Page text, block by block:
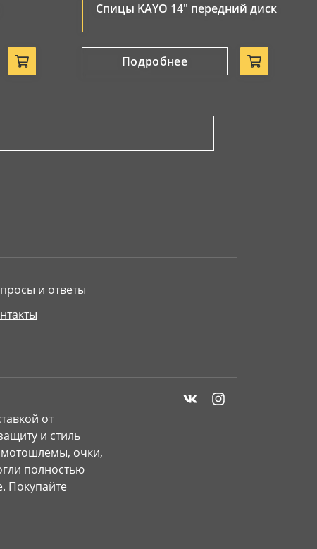
Спицы KAYO 14" передний диск
Подробнее
и ответы
от
и стиль
мотошлемы, очки,
полностью
Покупайте